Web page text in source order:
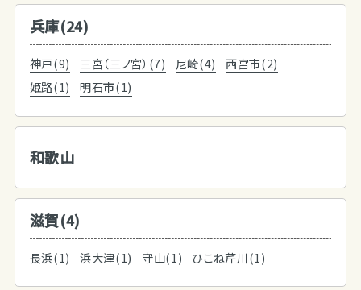
兵庫(24)
神戸(9) 三宮（三ノ宮）(7) 尼崎(4)
西宮市(2)
姫路(1)
明石市(1)
和歌山
滋賀(4)
長浜(1) 浜大津(1) 守山(1) ひこね芹川(1)